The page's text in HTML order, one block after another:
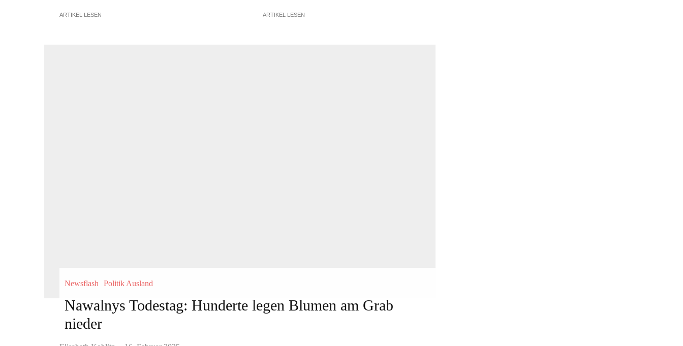
ARTIKEL LESEN ARTIKEL LESEN
Newsflash Politik Ausland
Nawalnys Todestag: Hunderte legen Blumen am Grab
nieder